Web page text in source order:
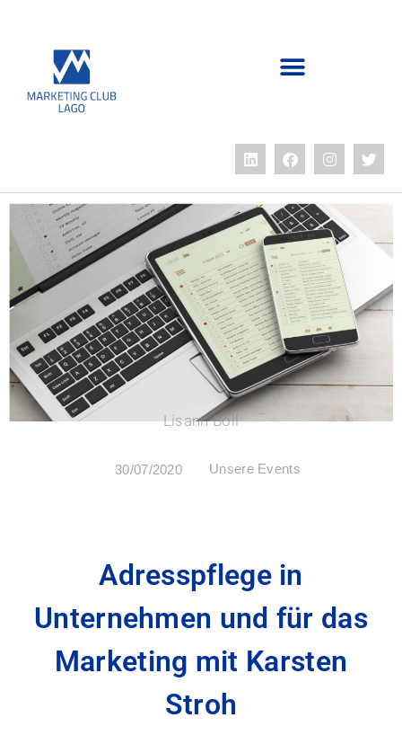
Lisann Boll
30/07/2020 Unsere Events
Adresspflege in
Unternehmen und für das
Marketing mit Karsten
Stroh